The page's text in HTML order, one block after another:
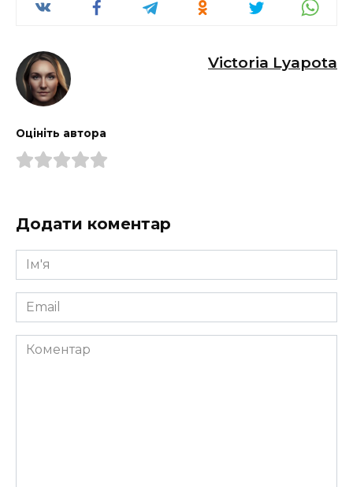
Victoria Lyapota
Оцініть автора
Додати коментар
Ім'я
*
Email
*
Коментар